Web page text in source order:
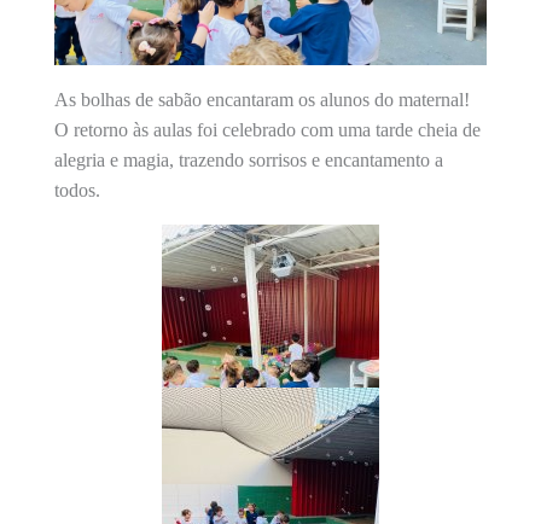
As bolhas de sabão encantaram os alunos do maternal!
O retorno às aulas foi celebrado com uma tarde cheia de
alegria e magia, trazendo sorrisos e encantamento a
todos.